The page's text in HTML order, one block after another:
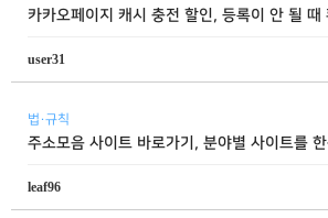
카카오페이지 캐시 충전 할인, 등록이 안 될
user31
법·규칙
주소모음 사이트 바로가기, 분야별 사이트를
leaf96